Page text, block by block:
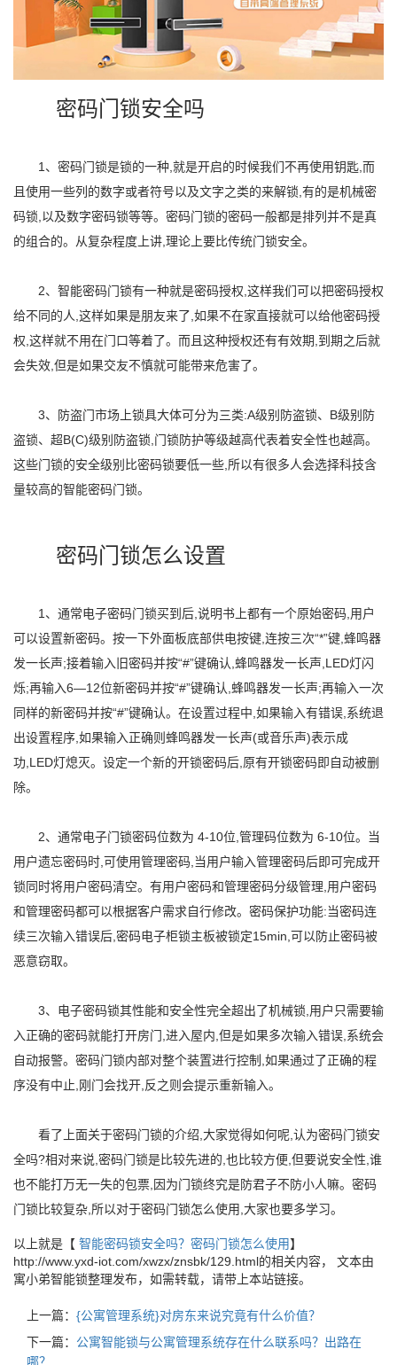
密码门锁安全吗
1、密码门锁是锁的一种,就是开启的时候我们不再使用钥匙,而
且使用一些列的数字或者符号以及文字之类的来解锁,有的是机械密
码锁,以及数字密码锁等等。密码门锁的密码一般都是排列并不是真
的组合的。从复杂程度上讲,理论上要比传统门锁安全。
2、智能密码门锁有一种就是密码授权,这样我们可以把密码授权
给不同的人,这样如果是朋友来了,如果不在家直接就可以给他密码授
权,这样就不用在门口等着了。而且这种授权还有有效期,到期之后就
会失效,但是如果交友不慎就可能带来危害了。
3、防盗门市场上锁具大体可分为三类:A级别防盗锁、B级别防
盗锁、超B(C)级别防盗锁,门锁防护等级越高代表着安全性也越高。
这些门锁的安全级别比密码锁要低一些,所以有很多人会选择科技含
量较高的智能密码门锁。
密码门锁怎么设置
1、通常电子密码门锁买到后,说明书上都有一个原始密码,用户
可以设置新密码。按一下外面板底部供电按键,连按三次“*”键,蜂鸣器
发一长声;接着输入旧密码并按“#”键确认,蜂鸣器发一长声,LED灯闪
烁;再输入6—12位新密码并按“#”键确认,蜂鸣器发一长声;再输入一次
同样的新密码并按“#”键确认。在设置过程中,如果输入有错误,系统退
出设置程序,如果输入正确则蜂鸣器发一长声(或音乐声)表示成
功,LED灯熄灭。设定一个新的开锁密码后,原有开锁密码即自动被删
除。
2、通常电子门锁密码位数为 4-10位,管理码位数为 6-10位。当
用户遗忘密码时,可使用管理密码,当用户输入管理密码后即可完成开
锁同时将用户密码清空。有用户密码和管理密码分级管理,用户密码
和管理密码都可以根据客户需求自行修改。密码保护功能:当密码连
续三次输入错误后,密码电子柜锁主板被锁定15min,可以防止密码被
恶意窃取。
3、电子密码锁其性能和安全性完全超出了机械锁,用户只需要输
入正确的密码就能打开房门,进入屋内,但是如果多次输入错误,系统会
自动报警。密码门锁内部对整个装置进行控制,如果通过了正确的程
序没有中止,刚门会找开,反之则会提示重新输入。
看了上面关于密码门锁的介绍,大家觉得如何呢,认为密码门锁安
全吗?相对来说,密码门锁是比较先进的,也比较方便,但要说安全性,谁
也不能打万无一失的包票,因为门锁终究是防君子不防小人嘛。密码
门锁比较复杂,所以对于密码门锁怎么使用,大家也要多学习。
以上就是【 智能密码锁安全吗？密码门锁怎么使用】
http://www.yxd-iot.com/xwzx/znsbk/129.html的相关内容， 文本由
寓小弟智能锁整理发布，如需转载，请带上本站链接。
上一篇： {公寓管理系统}对房东来说究竟有什么价值？
下一篇： 公寓智能锁与公寓管理系统存在什么联系吗？出路在
哪？